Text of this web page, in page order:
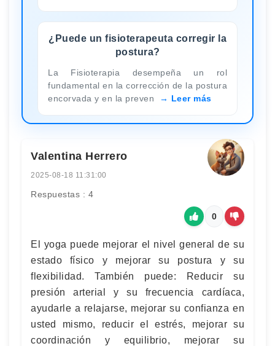
¿Puede un fisioterapeuta corregir la
postura?
La Fisioterapia desempeña un rol
fundamental en la corrección de la postura
encorvada y en la preven
Leer más
Valentina Herrero
2025-08-18 11:31:00
Respuestas : 4
0
El yoga puede mejorar el nivel general de su
estado físico y mejorar su postura y su
flexibilidad. También puede: Reducir su
presión arterial y su frecuencia cardíaca,
ayudarle a relajarse, mejorar su confianza en
usted mismo, reducir el estrés, mejorar su
coordinación y equilibrio, mejorar su